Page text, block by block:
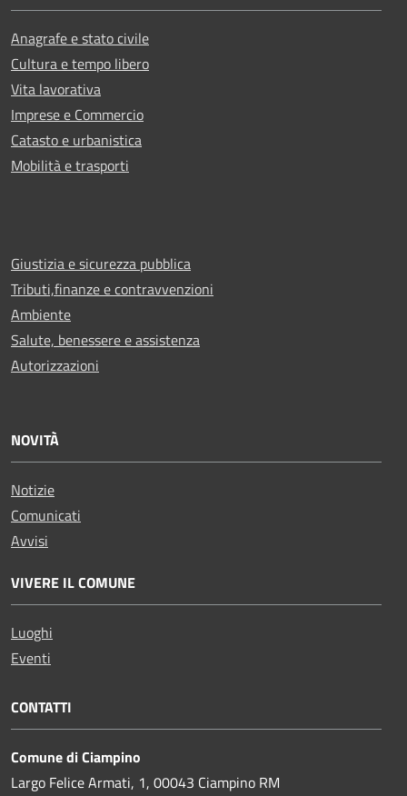
Anagrafe e stato civile
Cultura e tempo libero
Vita lavorativa
Imprese e Commercio
Catasto e urbanistica
Mobilità e trasporti
Giustizia e sicurezza pubblica
Tributi,finanze e contravvenzioni
Ambiente
Salute, benessere e assistenza
Autorizzazioni
NOVITÀ
Notizie
Comunicati
Avvisi
VIVERE IL COMUNE
Luoghi
Eventi
CONTATTI
Comune di Ciampino
Largo Felice Armati, 1, 00043 Ciampino RM